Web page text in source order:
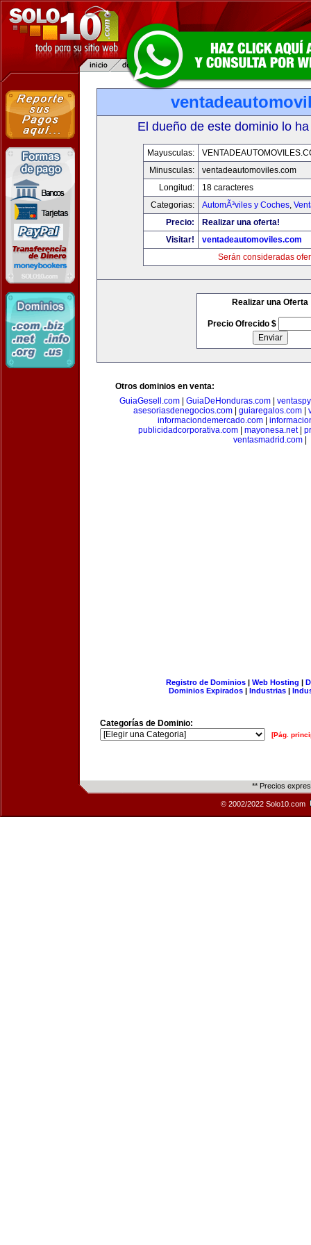
El dueño de este dominio lo
Mayusculas:
Minusculas:
ventadeautomoviles.com
Longitud:
18 caracteres
Categorias:
AutomÃ³viles y Coches,
Precio:
Realizar una oferta!
Visitar!
ventadeautomoviles.com
Serán consideradas
Realizar una Oferta
Precio Ofrecido $
Otros dominios en venta:
GuiaGesell.com| GuiaDeHonduras.com|
asesoriasdenegocios.com
guiaregalos.com
informaciondemercado.com|
publicidadcorporativa.com
mayonesa.net|
ventasmadrid.com
Registro de Dominios| Web Hosting |
Dominios Expirados | Industrias |
Categorías de Dominio:
[Pág.
** Precios
© 2002/2022 Solo10.com